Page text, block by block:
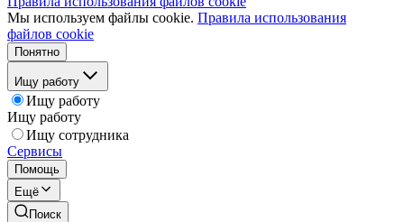
Мы используем файлы cookie. Правила использования
файлов cookie
Понятно
Ищу работу
Ищу работу
Ищу работу
Ищу сотрудника
Сервисы
Помощь
Ещё
Поиск